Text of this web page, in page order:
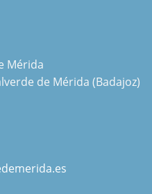
Mérida
de Mérida (Badajoz)